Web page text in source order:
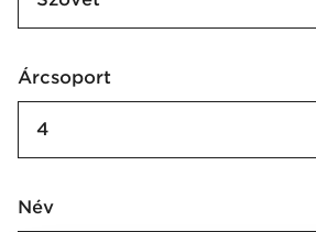
Árcsoport
4
Név